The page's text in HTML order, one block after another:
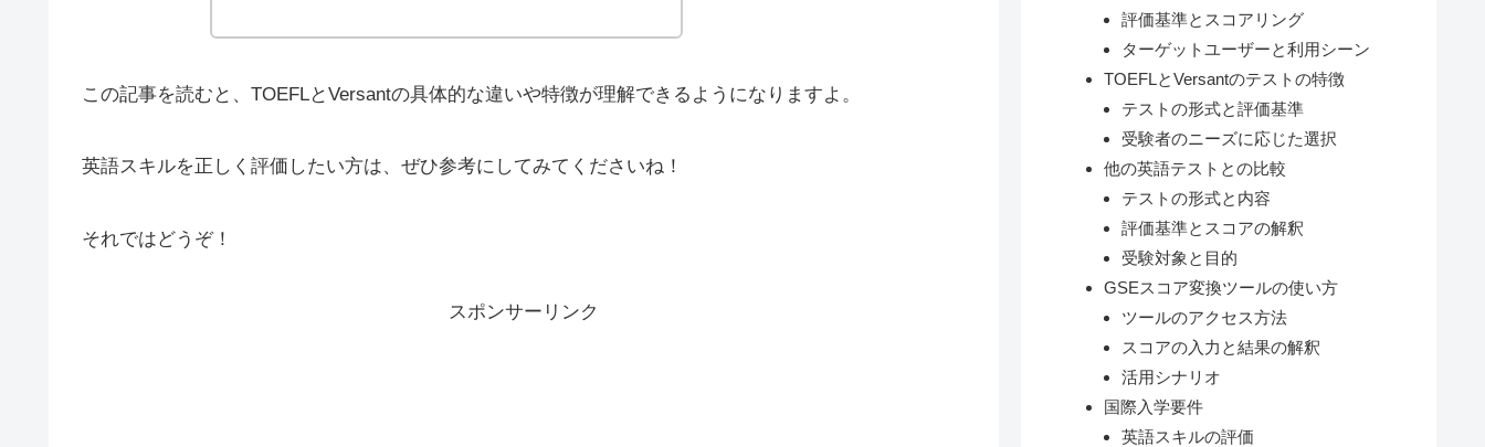
この記事を読むと、TOEFLとVersantの具体的な違いや特徴が理解できるようになりますよ。
英語スキルを正しく評価したい方は、ぜひ参考にしてみてくださいね！
それではどうぞ！
スポンサーリンク
評価基準とスコアリング
ターゲットユーザーと利用シーン
TOEFLとVersantのテストの特徴
テストの形式と評価基準
受験者のニーズに応じた選択
他の英語テストとの比較
テストの形式と内容
評価基準とスコアの解釈
受験対象と目的
GSEスコア変換ツールの使い方
ツールのアクセス方法
スコアの入力と結果の解釈
活用シナリオ
国際入学要件
英語スキルの評価